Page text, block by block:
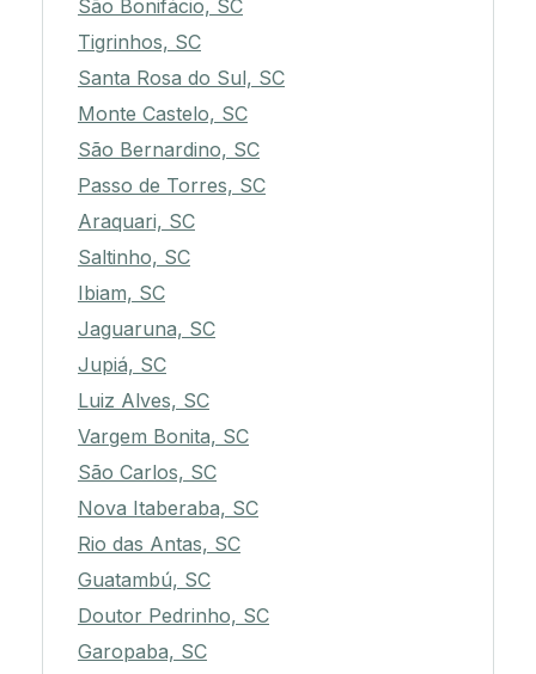
São Bonifácio, SC
Tigrinhos, SC
Santa Rosa do Sul, SC
Monte Castelo, SC
São Bernardino, SC
Passo de Torres, SC
Araquari, SC
Saltinho, SC
Ibiam, SC
Jaguaruna, SC
Jupiá, SC
Luiz Alves, SC
Vargem Bonita, SC
São Carlos, SC
Nova Itaberaba, SC
Rio das Antas, SC
Guatambú, SC
Doutor Pedrinho, SC
Garopaba, SC